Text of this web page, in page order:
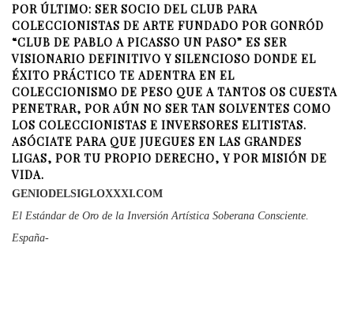
POR ÚLTIMO: SER SOCIO DEL CLUB PARA
COLECCIONISTAS DE ARTE FUNDADO POR GONRÓD
“CLUB DE PABLO A PICASSO UN PASO” ES SER
VISIONARIO DEFINITIVO Y SILENCIOSO DONDE EL
ÉXITO PRÁCTICO TE ADENTRA EN EL
COLECCIONISMO DE PESO QUE A TANTOS OS CUESTA
PENETRAR, POR AÚN NO SER TAN SOLVENTES COMO
LOS COLECCIONISTAS E INVERSORES ELITISTAS.
ASÓCIATE PARA QUE JUEGUES EN LAS GRANDES
LIGAS, POR TU PROPIO DERECHO, Y POR MISIÓN DE
VIDA.
GENIODELSIGLOXXXI.COM
El Estándar de Oro de la Inversión Artística Soberana Consciente.
España-